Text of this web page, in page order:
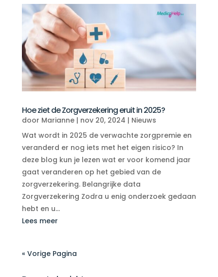
Hoe ziet de Zorgverzekering eruit in 2025?
door Marianne| nov 20, 2024 | Nieuws
Wat wordt in 2025 de verwachte zorgpremie en
veranderd er nog iets met het eigen risico? In
deze blog kun je lezen wat er voor komend jaar
gaat veranderen op het gebied van de
zorgverzekering. Belangrijke data
Zorgverzekering Zodra u enig onderzoek gedaan
hebt en u...
Lees meer
« Vorige Pagina